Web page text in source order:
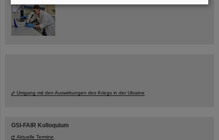
Umgang mit den Auswirkungen des Kriegs in der Ukraine
GSI-FAIR Kolloquium
Aktuelle Termine